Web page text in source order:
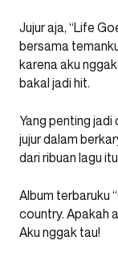
Jujur aja, “Life
bersama
karena aku
bakal jadi hit.
Yang penting jadi
jujur dalam
dari ribuan lagu
Album terbaruku
country. Apakah
Aku nggak tau!